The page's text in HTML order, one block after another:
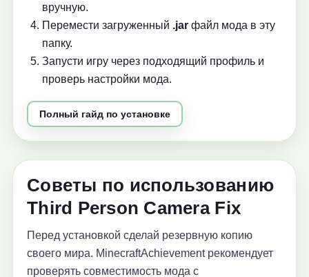
вручную.
Перемести загруженный .jar файл мода в эту
папку.
Запусти игру через подходящий профиль и
проверь настройки мода.
Полный гайд по установке
Советы по использованию
Third Person Camera Fix
Перед установкой сделай резервную копию
своего мира. MinecraftAchievement рекомендует
проверять совместимость мода с